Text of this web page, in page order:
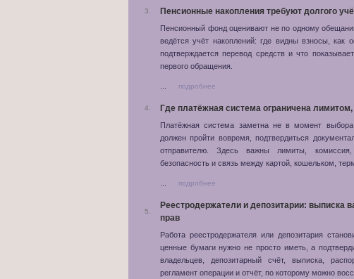
3. Пенсионные накопления требуют долгого
Пенсионный фонд оценивают не по одному
ведётся учёт накоплений: где видны взносы, как
подтверждается перевод средств и что
первого обращения.
подробнее
4. Где платёжная система ограничена
Платёжная система заметна не в момент
должен пройти вовремя, подтвердиться
отправителю. Здесь важны лимиты, комиссия,
безопасность и связь между картой, кошельком,
подробнее
5.
Реестродержатели и депозитарии: выписка
прав
Работа реестродержателя или депозитария
ценные бумаги нужно не просто иметь, а
владельцев, депозитарный счёт, выписка,
регламент операции и отчёт, по которому можно